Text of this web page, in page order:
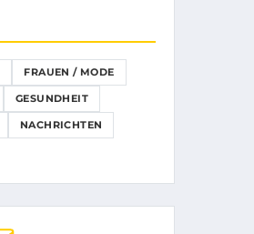
FRAUEN / MODE
GESUNDHEIT
NACHRICHTEN